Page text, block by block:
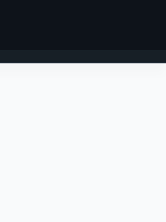
INICIAR SESIÓN